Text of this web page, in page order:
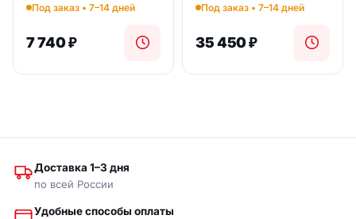
Под заказ • 7–14 дней
7 740₽
Под заказ • 7–14 дней
35 450₽
Доставка 1–3 дня
по всей России
Удобные способы оплаты